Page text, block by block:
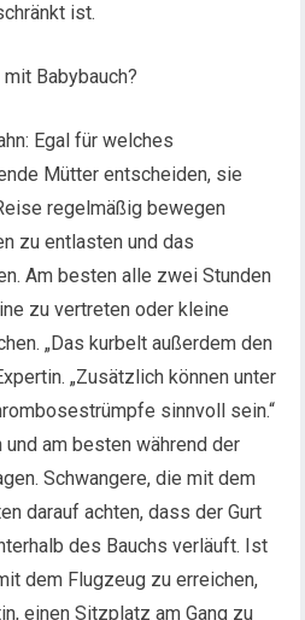
ist.
Babybauch?
Egal für welches
Mütter entscheiden, sie
regelmäßig bewegen
zu entlasten und das
Am besten alle zwei Stunden
zu vertreten oder kleine
„Das kurbelt außerdem den
„Zusätzlich können unter
sinnvoll sein.“
am besten während der
Schwangere, die mit dem
darauf achten, dass der Gurt
des Bauchs verläuft. Ist
dem Flugzeug zu erreichen,
einen Sitzplatz am Gang zu